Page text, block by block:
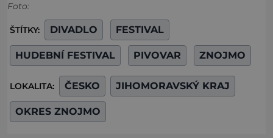
Foto:
ŠTÍTKY: DIVADLO FESTIVAL
HUDEBNÍ FESTIVAL PIVOVAR ZNOJMO
LOKALITA: ČESKO JIHOMORAVSKÝ KRAJ
OKRES ZNOJMO